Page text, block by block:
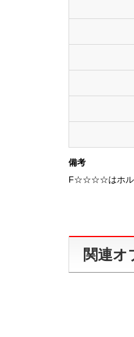
備考
F☆☆☆☆はホルム
関連オ